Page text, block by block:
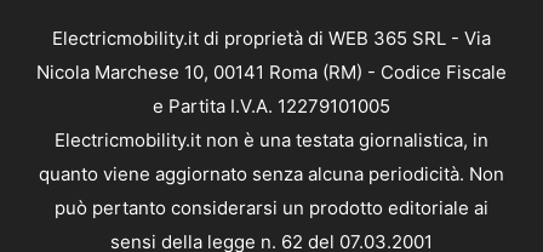
Electricmobility.it di proprietà di WEB 365 SRL - Via
Nicola Marchese 10, 00141 Roma (RM) - Codice Fiscale
e Partita I.V.A. 12279101005
Electricmobility.it non è una testata giornalistica, in
quanto viene aggiornato senza alcuna periodicità. Non
può pertanto considerarsi un prodotto editoriale ai
sensi della legge n. 62 del 07.03.2001